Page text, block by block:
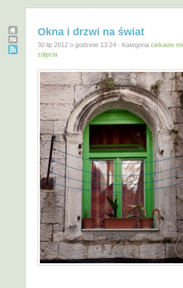
Okna i drzwi na świat
30 lip 2012 o godzinie 13:24 · Kategoria ciekawe
zdjęcia